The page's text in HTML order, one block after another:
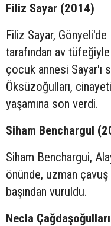
Filiz Sayar (2014)
Filiz Sayar,
tarafından av
çocuk annesi Sayar'ı
Öksüzoğulları,
yaşamına son verdi.
Siham Benchargul
Siham Benchargui,
önünde, uzman çavuş
başından vuruldu.
Necla